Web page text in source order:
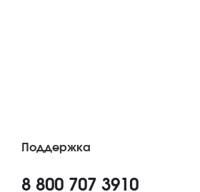
Поддержка
8 800 707 3910